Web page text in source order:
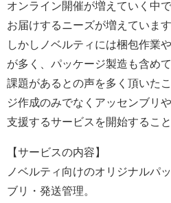
オンライン開催が増えていく中
お届けするニーズが増えています
しかしノベルティには梱包作業
が多く、パッケージ製造も含め
課題があるとの声を多く頂いた
ジ作成のみでなくアッセンブリ
支援するサービスを開始するこ
【サービスの内容】
ノベルティ向けのオリジナルパ
ブリ・発送管理。